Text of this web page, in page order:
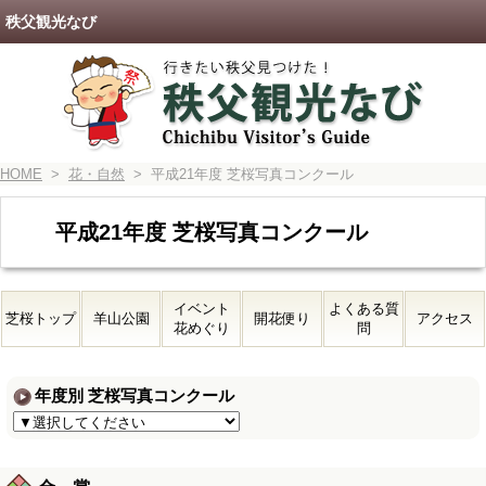
HOME > 花・自然 > 平成21年度 芝桜写真コンクール
平成21年度 芝桜写真コンクール
芝桜トップ 羊山公園
イベント
花めぐり
開花便り
よくある質
問
アクセス
年度別 芝桜写真コンクール
秩父観光なび